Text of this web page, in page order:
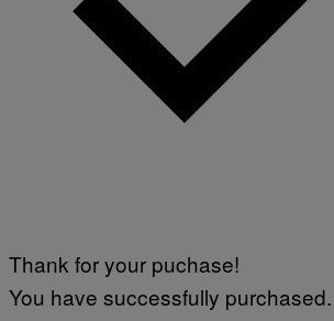
Thank for your puchase!
You have successfully purchased.